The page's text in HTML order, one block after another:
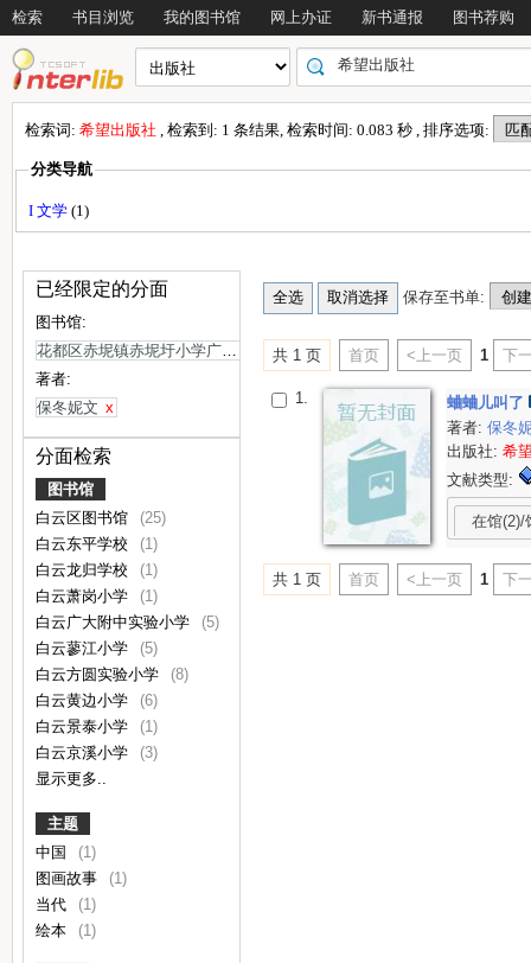
检索 书目浏览 我的图书馆 网上办证 新书通报 图书荐购
检索词: 希望出版社 , 检索到: 1 条结果, 检索时间: 0.083 秒 , 排序选项:
分类导航
I 文学 (1)
已经限定的分面
图书馆:
花都区赤坭镇赤坭圩小学广源校区
x
著者:
保冬妮文 x
分面检索
图书馆
白云区图书馆
(25)
白云东平学校
(1)
白云龙归学校
(1)
白云萧岗小学
(1)
白云广大附中实验小学
(5)
白云蓼江小学
(5)
白云方圆实验小学
(8)
白云黄边小学
(6)
白云景泰小学
(1)
白云京溪小学
(3)
显示更多..
主题
中国
(1)
图画故事
(1)
当代
(1)
绘本
(1)
保存至书单:
共 1 页 首页 <上一页 1 下
1.
蛐蛐儿叫了
著者:保冬
出版社:希
文献类型:
在馆(2)/
共 1 页 首页 <上一页 1 下